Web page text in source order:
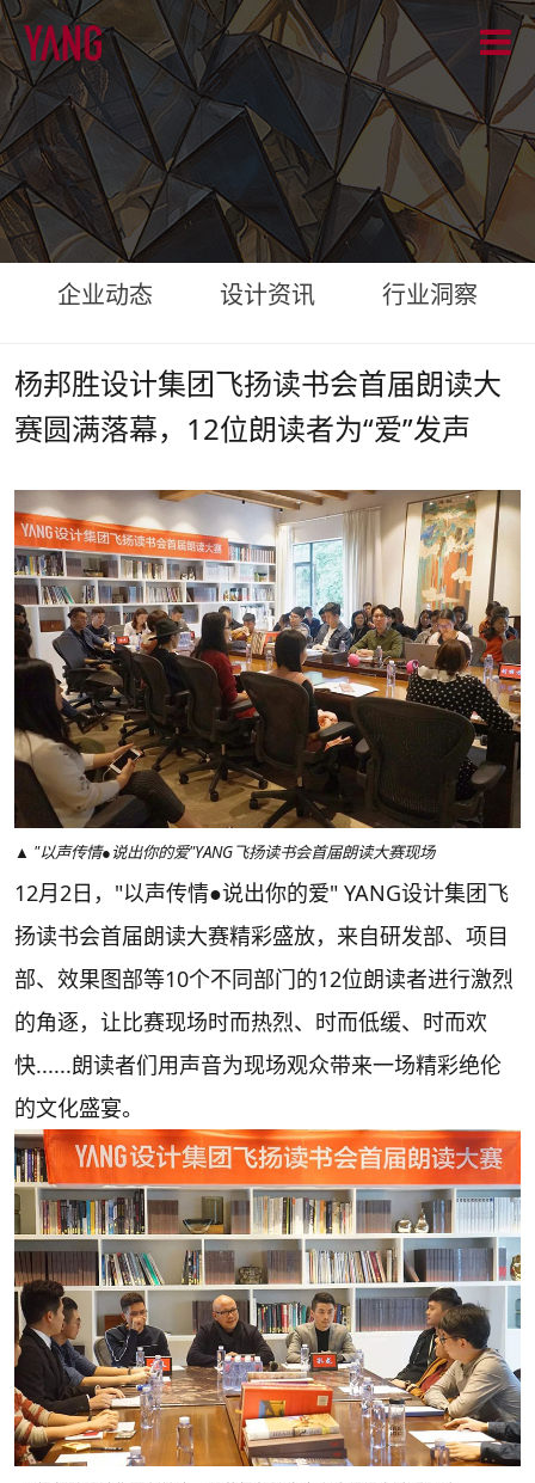
企业动态 设计资讯 行业洞察
杨邦胜设计集团飞扬读书会首届朗读大
赛圆满落幕，12位朗读者为“爱”发声
▲ "以声传情●说出你的爱"YANG飞扬读书会首届朗读大赛现场
12月2日，"以声传情●说出你的爱" YANG设计集团飞
扬读书会首届朗读大赛精彩盛放，来自研发部、项目
部、效果图部等10个不同部门的12位朗读者进行激烈
的角逐，让比赛现场时而热烈、时而低缓、时而欢
快......朗读者们用声音为现场观众带来一场精彩绝伦
的文化盛宴。